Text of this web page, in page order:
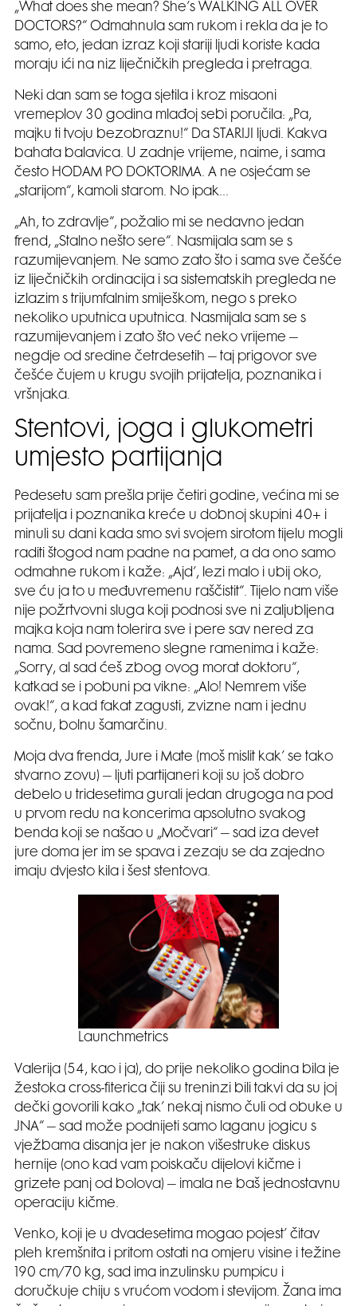
„What does she mean? She’s WALKING ALL OVER
DOCTORS?“ Odmahnula sam rukom i rekla da je to
samo, eto, jedan izraz koji stariji ljudi koriste kada
moraju ići na niz liječničkih pregleda i pretraga.
Neki dan sam se toga sjetila i kroz misaoni
vremeplov 30 godina mlađoj sebi poručila: „Pa,
majku ti tvoju bezobraznu!“ Da STARIJI ljudi. Kakva
bahata balavica. U zadnje vrijeme, naime, i sama
često HODAM PO DOKTORIMA. A ne osjećam se
„starijom“, kamoli starom. No ipak…
„Ah, to zdravlje“, požalio mi se nedavno jedan
frend, „Stalno nešto sere“. Nasmijala sam se s
razumijevanjem. Ne samo zato što i sama sve češće
iz liječničkih ordinacija i sa sistematskih pregleda ne
izlazim s trijumfalnim smiješkom, nego s preko
nekoliko uputnica uputnica. Nasmijala sam se s
razumijevanjem i zato što već neko vrijeme –
negdje od sredine četrdesetih – taj prigovor sve
češće čujem u krugu svojih prijatelja, poznanika i
vršnjaka.
Stentovi, joga i glukometri
umjesto partijanja
Pedesetu sam prešla prije četiri godine, većina mi se
prijatelja i poznanika kreće u dobnoj skupini 40+ i
minuli su dani kada smo svi svojem sirotom tijelu mogli
raditi štogod nam padne na pamet, a da ono samo
odmahne rukom i kaže: „Ajd’, lezi malo i ubij oko,
sve ću ja to u međuvremenu raščistit“. Tijelo nam više
nije požrtvovni sluga koji podnosi sve ni zaljubljena
majka koja nam tolerira sve i pere sav nered za
nama. Sad povremeno slegne ramenima i kaže:
„Sorry, al sad ćeš zbog ovog morat doktoru“,
katkad se i pobuni pa vikne: „Alo! Nemrem više
ovak!“, a kad fakat zagusti, zvizne nam i jednu
sočnu, bolnu šamarčinu.
Moja dva frenda, Jure i Mate (moš mislit kak’ se tako
stvarno zovu) – ljuti partijaneri koji su još dobro
debelo u tridesetima gurali jedan drugoga na pod
u prvom redu na koncerima apsolutno svakog
benda koji se našao u „Močvari“ – sad iza devet
jure doma jer im se spava i zezaju se da zajedno
imaju dvjesto kila i šest stentova.
Launchmetrics
Valerija (54, kao i ja), do prije nekoliko godina bila je
žestoka cross-fiterica čiji su treninzi bili takvi da su joj
dečki govorili kako „tak’ nekaj nismo čuli od obuke u
JNA“ – sad može podnijeti samo laganu jogicu s
vježbama disanja jer je nakon višestruke diskus
hernije (ono kad vam poiskaču dijelovi kičme i
grizete panj od bolova) – imala ne baš jednostavnu
operaciju kičme.
Venko, koji je u dvadesetima mogao pojest’ čitav
pleh kremšnita i pritom ostati na omjeru visine i težine
190 cm/70 kg, sad ima inzulinsku pumpicu i
doručkuje chiju s vrućom vodom i stevijom. Žana ima